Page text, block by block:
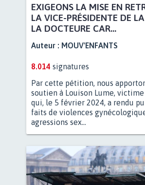
EXIGEONS LA MISE EN
LA VICE-PRÉSIDENTE DE
LA DOCTEURE CAR...
Auteur : MOUV'ENFANTS
8.014 signatures
Par cette pétition, nous
soutien à Louison Lume, victime
qui, le 5 février 2024, a rendu
faits de violences
agressions sex...